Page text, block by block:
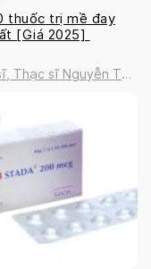
thuốc trị mề đay
[Giá 2025]
Thạc sĩ Nguyễn Thị